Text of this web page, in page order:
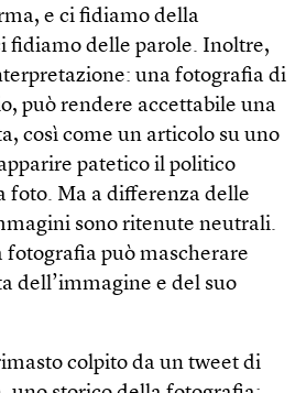
e ci fidiamo della
fidiamo delle parole. Inoltre,
una fotografia di
può rendere accettabile una
così come un articolo su uno
patetico il politico
foto. Ma a differenza delle
sono ritenute neutrali.
può mascherare
dell’immagine e del suo
colpito da un tweet di